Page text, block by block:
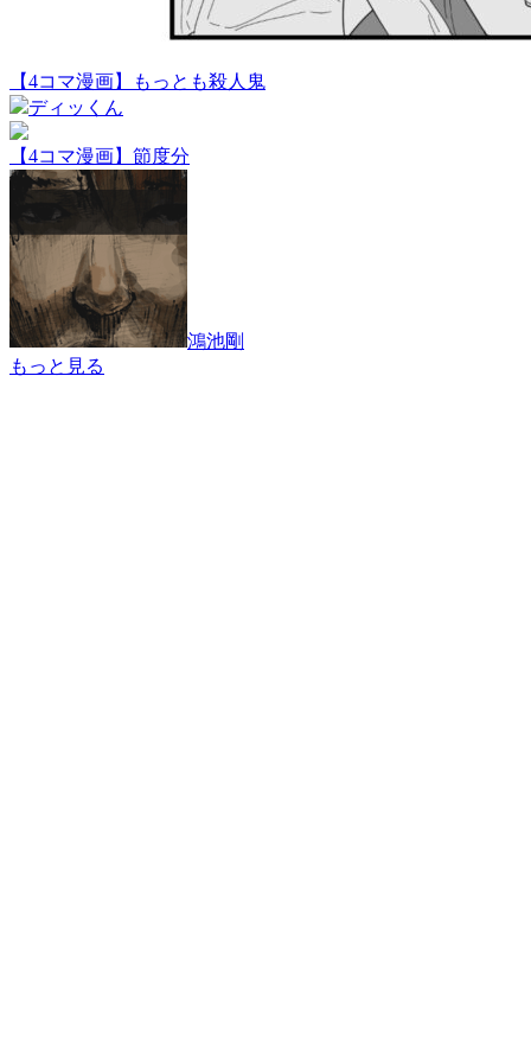
【4コマ漫画】もっとも殺人鬼
ディッくん
【4コマ漫画】節度分
鴻池剛
もっと見る